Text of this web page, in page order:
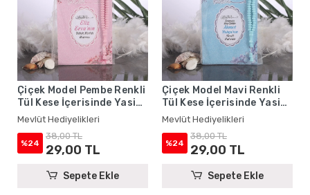
Çiçek Model Pembe Renkli
Tül Kese İçerisinde Yasin
Kitabı ve Tesbih - Mevlüt
Hediyelikleri
Mevlüt Hediyelikleri
%24
38,00 TL
29,00 TL
Sepete Ekle
Çiçek Model Mavi Renkli
Tül Kese İçerisinde Yasin
Kitabı ve Tesbih - Mevlüt
Hediyelikleri
Mevlüt Hediyelikleri
%24
38,00 TL
29,00 TL
Sepete Ekle